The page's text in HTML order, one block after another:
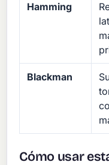
Hamming
Blackman
Cómo usar